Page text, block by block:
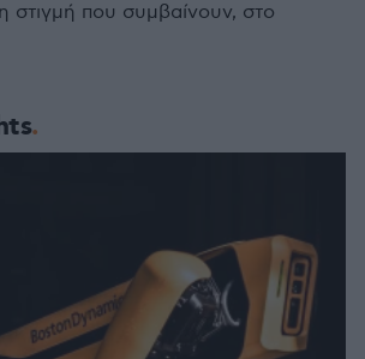
στιγμή που συμβαίνουν, στο